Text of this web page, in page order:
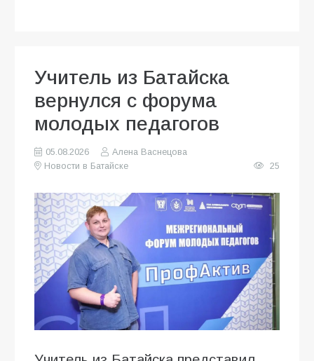
Учитель из Батайска
вернулся с форума
молодых педагогов
05.08.2026
Алена Васнецова
Новости в Батайске
25